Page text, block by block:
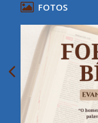
FOTOS